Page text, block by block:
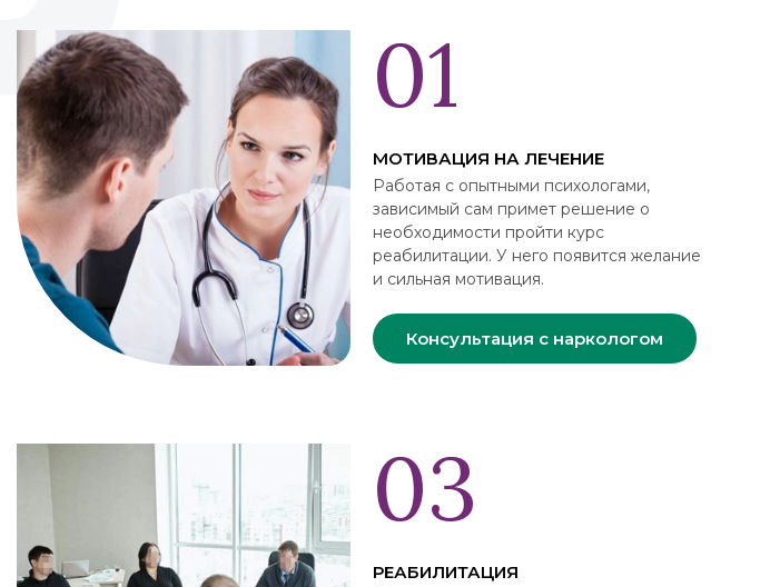
МОТИВАЦИЯ НА ЛЕЧЕНИЕ
Работая с опытными психологами,
зависимый сам примет решение о
необходимости пройти курс
реабилитации. У него появится желание
и сильная мотивация.
Консультация с наркологом
РЕАБИЛИТАЦИЯ